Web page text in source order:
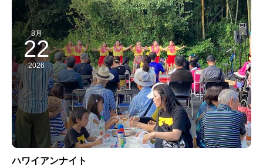
8月
22
2026
ハワイアンナイト